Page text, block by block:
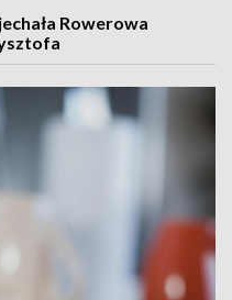
Rowerowa